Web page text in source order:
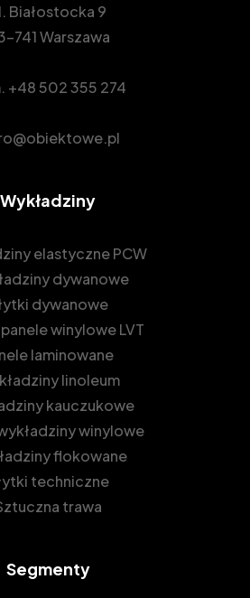
Białostocka 9
741 Warszawa
+48 502 355 274
Wykładziny
elastyczne PCW
dywanowe
dywanowe
winylowe LVT
laminowane
linoleum
kauczukowe
winylowe
flokowane
techniczne
trawa
Segmenty